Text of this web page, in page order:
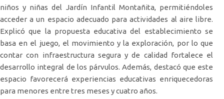
niños y niñas del Jardín Infantil Montañita, permitiéndoles
acceder a un espacio adecuado para actividades al aire libre.
Explicó que la propuesta educativa del establecimiento se
basa en el juego, el movimiento y la exploración, por lo que
contar con infraestructura segura y de calidad fortalece el
desarrollo integral de los párvulos. Además, destacó que este
espacio favorecerá experiencias educativas enriquecedoras
para menores entre tres meses y cuatro años.